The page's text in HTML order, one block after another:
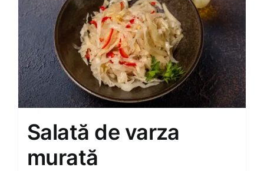
Salată de varza
murată